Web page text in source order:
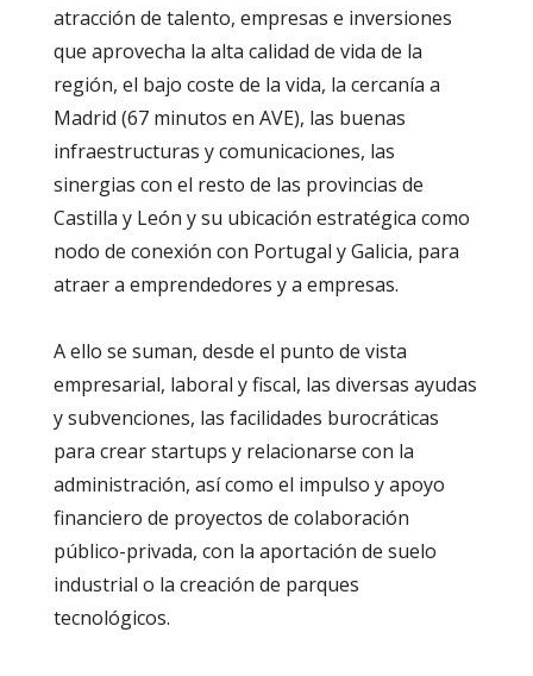
atracción de talento, empresas e inversiones
que aprovecha la alta calidad de vida de la
región, el bajo coste de la vida, la cercanía a
Madrid (67 minutos en AVE), las buenas
infraestructuras y comunicaciones, las
sinergias con el resto de las provincias de
Castilla y León y su ubicación estratégica como
nodo de conexión con Portugal y Galicia, para
atraer a emprendedores y a empresas.
A ello se suman, desde el punto de vista
empresarial, laboral y fiscal, las diversas ayudas
y subvenciones, las facilidades burocráticas
para crear startups y relacionarse con la
administración, así como el impulso y apoyo
financiero de proyectos de colaboración
público-privada, con la aportación de suelo
industrial o la creación de parques
tecnológicos.